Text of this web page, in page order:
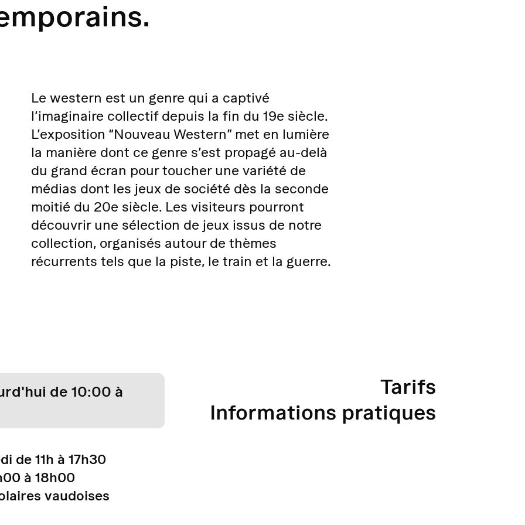
Le western est un genre qui a captivé
l’imaginaire collectif depuis la fin du 19e siècle.
L’exposition “Nouveau Western” met en lumière
la manière dont ce genre s’est propagé au-delà
du grand écran pour toucher une variété de
médias dont les jeux de société dès la seconde
moitié du 20e siècle. Les visiteurs pourront
découvrir une sélection de jeux issus de notre
collection, organisés autour de thèmes
récurrents tels que la piste, le train et la guerre.
de 10:00 à
de 11h à 17h30
à 18h00
vaudoises
Tarifs
Informations pratiques